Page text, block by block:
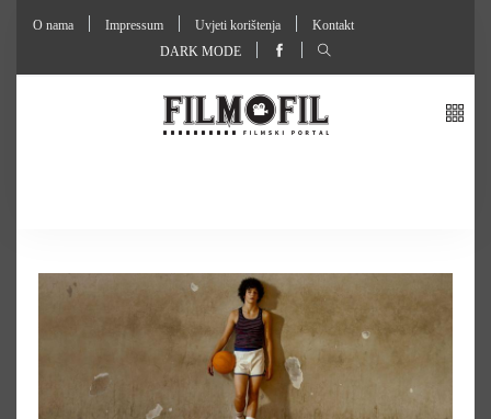
O nama Impressum Uvjeti korištenja
Kontakt
DARK MODE